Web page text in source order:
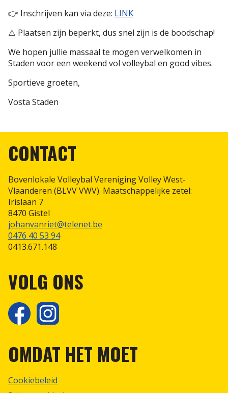
👉 Inschrijven kan via deze: LINK
⚠️ Plaatsen zijn beperkt, dus snel zijn is de boodschap!
We hopen jullie massaal te mogen verwelkomen in
Staden voor een weekend vol volleybal en good vibes.
Sportieve groeten,
Vosta Staden
CONTACT
Bovenlokale Volleybal Vereniging Volley West-
Vlaanderen (BLVV VWV). Maatschappelijke zetel:
Irislaan 7
8470 Gistel
johanvanriet@telenet.be
0476 40 53 94
0413.671.148
VOLG ONS
OMDAT HET MOET
Cookiebeleid